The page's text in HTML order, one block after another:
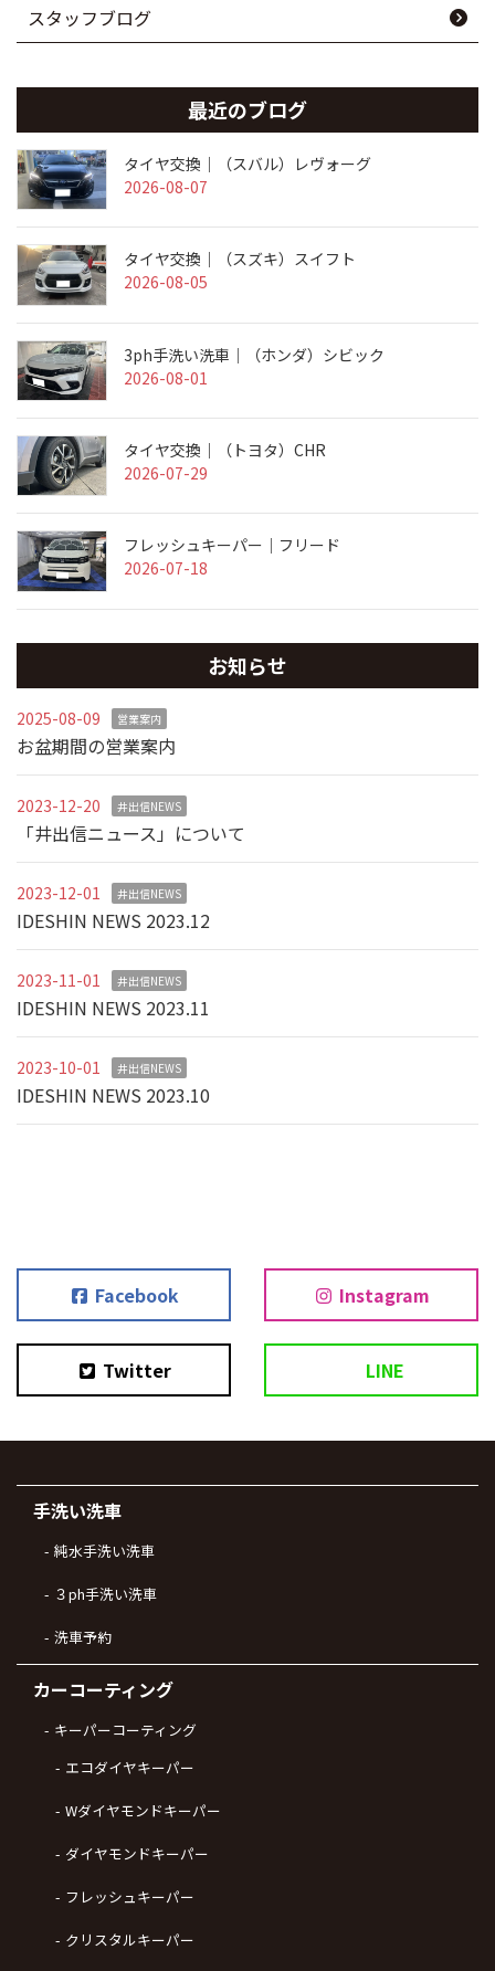
スタッフブログ
最近のブログ
タイヤ交換｜（スバル）レヴォーグ
2026-08-07
タイヤ交換｜（スズキ）スイフト
2026-08-05
3ph手洗い洗車｜（ホンダ）シビック
2026-08-01
タイヤ交換｜（トヨタ）CHR
2026-07-29
フレッシュキーパー｜フリード
2026-07-18
お知らせ
2025-08-09 営業案内
お盆期間の営業案内
2023-12-20 井出信NEWS
「井出信ニュース」について
2023-12-01 井出信NEWS
IDESHIN NEWS 2023.12
2023-11-01 井出信NEWS
IDESHIN NEWS 2023.11
2023-10-01 井出信NEWS
IDESHIN NEWS 2023.10
Facebook Instagram
Twitter LINE
手洗い洗車
純水手洗い洗車
３ph手洗い洗車
洗車予約
カーコーティング
キーパーコーティング
エコダイヤキーパー
Wダイヤモンドキーパー
ダイヤモンドキーパー
フレッシュキーパー
クリスタルキーパー